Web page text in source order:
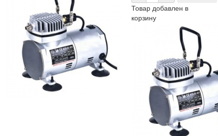
Товар добавлен в
корзину